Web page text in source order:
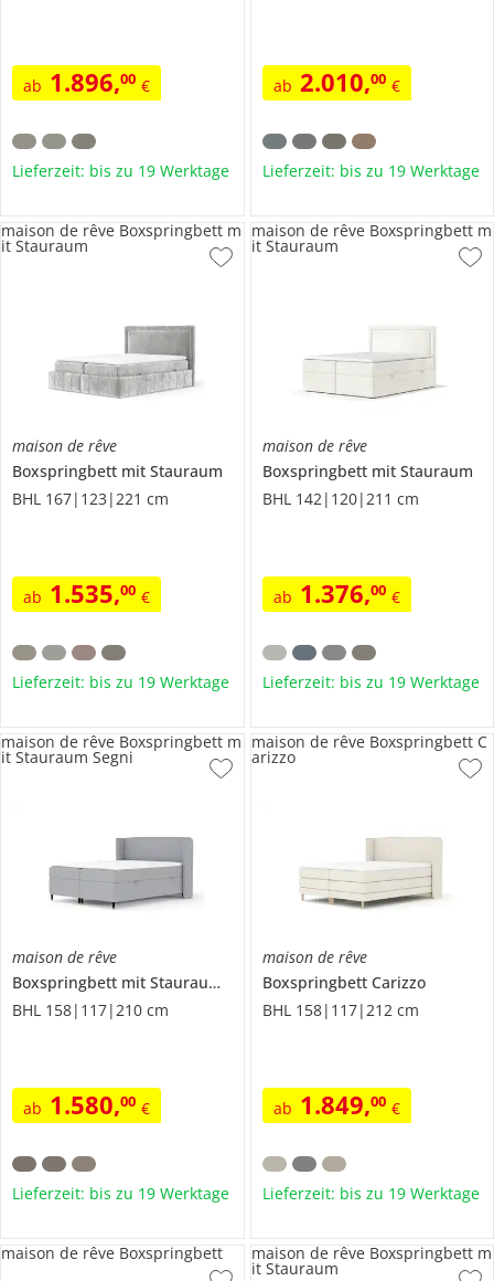
ab 1.896,00 €
Lieferzeit: bis zu 19 Werktage
ab 2.010,00 €
Lieferzeit: bis zu 19 Werktage
maison de rêve
Boxspringbett mit Stauraum
BHL 167|123|221 cm
ab 1.535,00 €
maison de rêve Boxspringbett m
it Stauraum
Lieferzeit: bis zu 19 Werktage
maison de rêve
Boxspringbett mit Stauraum
BHL 142|120|211 cm
ab 1.376,00 €
maison de rêve Boxspringbett m
it Stauraum
Lieferzeit: bis zu 19 Werktage
maison de rêve
Boxspringbett mit Stauraum
Segni
BHL 158|117|210 cm
ab 1.580,00 €
maison de rêve Boxspringbett m
it Stauraum Segni
Lieferzeit: bis zu 19 Werktage
maison de rêve
Boxspringbett Carizzo
BHL 158|117|212 cm
ab 1.849,00 €
maison de rêve Boxspringbett C
arizzo
Lieferzeit: bis zu 19 Werktage
maison de rêve Boxspringbett maison de rêve Boxspringbett m
it Stauraum